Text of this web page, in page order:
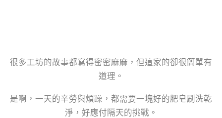
很多工坊的故事都寫得密密麻麻，但這家的卻很簡單有
道理。
是啊，一天的辛勞與煩躁，都需要一塊好的肥皂刷洗乾
淨，好應付隔天的挑戰。